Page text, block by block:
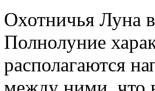
Охотничья Луна
Полнолуние
располагаются